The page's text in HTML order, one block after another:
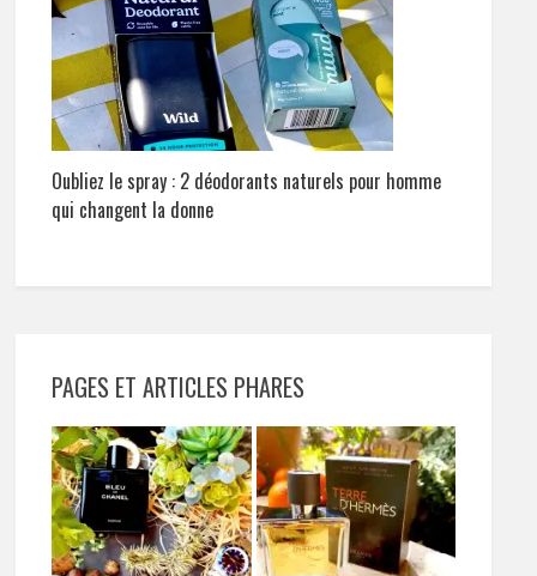
Oubliez le spray : 2 déodorants naturels pour homme
qui changent la donne
PAGES ET ARTICLES PHARES